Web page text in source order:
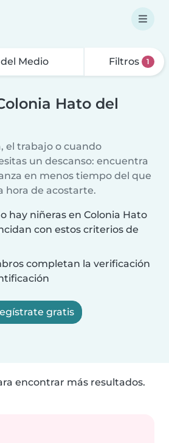
Filtros 1
Hato del
el trabajo o cuando
un descanso: encuentra
en menos tiempo del que
hora de acostarte.
hay niñeras en Colonia Hato
con estos criterios de
completan la verificación
gratis
encontrar más resultados.